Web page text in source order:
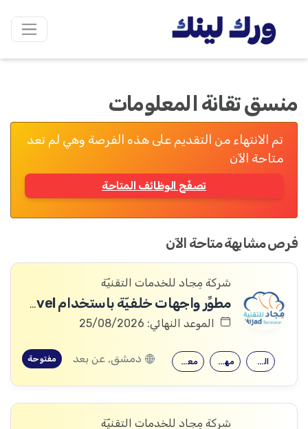
منسق تقانة المعلومات
تم الانتهاء من التقديم على هذه الفرصة وهي لم تعد
متاحة الآن
تصفّح الوظائف المتاحة
فرص مشابهة متاحة الآن
شركة مِجاد للخدمات التقنيّة
مطوِّر واجهات خلفيّة باستخدام Laravel
الموعد النهائي: 25/08/2026
معرفة جيدة… مهارات قوية… القدرة على… دمشق, عن بعد مفتوحة
شركة مِجاد للخدمات التقنيّة